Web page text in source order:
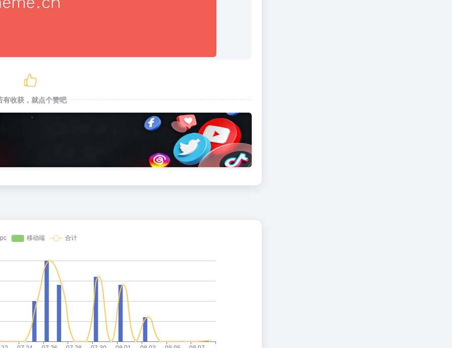
有收获，就点个赞吧